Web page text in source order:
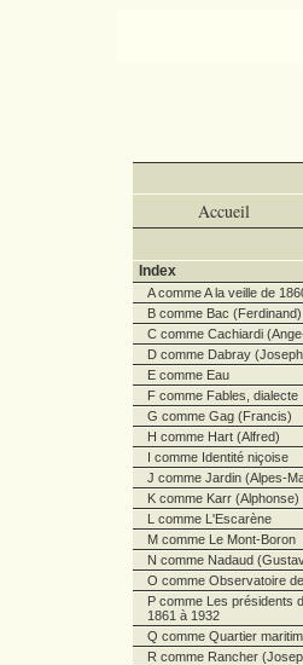
Accueil
Index
A comme A la veille de
B comme Bac (Ferdinand)
C comme Cachiardi
D comme Dabray
E comme Eau
F comme Fables, dialecte
G comme Gag (Francis)
H comme Hart (Alfred)
I comme Identité niçoise
J comme Jardin (Alpes-
K comme Karr (Alphonse)
L comme L'Escarène
M comme Le Mont-Boron
N comme Nadaud
O comme Observatoire
P comme Les présidents
1861 à 1932
Q comme Quartier
R comme Rancher